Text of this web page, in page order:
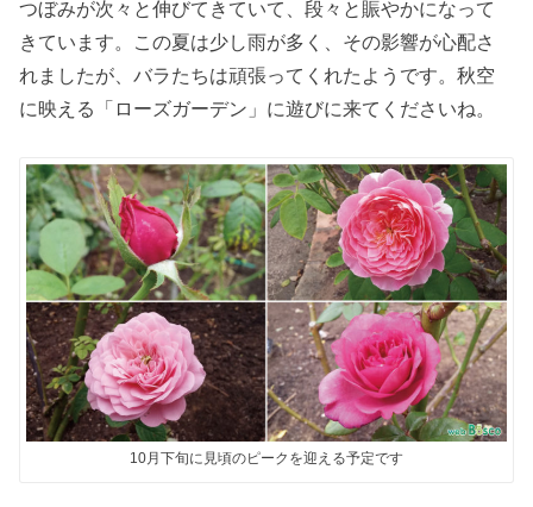
つぼみが次々と伸びてきていて、段々と賑やかになって
きています。この夏は少し雨が多く、その影響が心配さ
れましたが、バラたちは頑張ってくれたようです。秋空
に映える「ローズガーデン」に遊びに来てくださいね。
10月下旬に見頃のピークを迎える予定です